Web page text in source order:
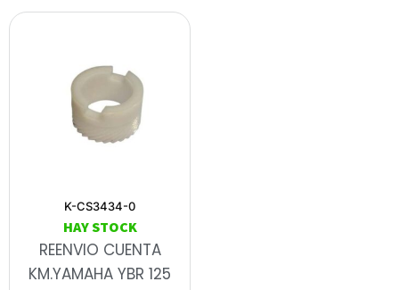
K-CS3434-0
HAY STOCK
REENVIO CUENTA
KM.YAMAHA YBR 125